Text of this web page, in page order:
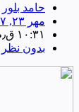
حامد بلور
مهر ۲۳, ۱۳۹۷
۱۰:۳۱ ق٫ظ
بدون نظر